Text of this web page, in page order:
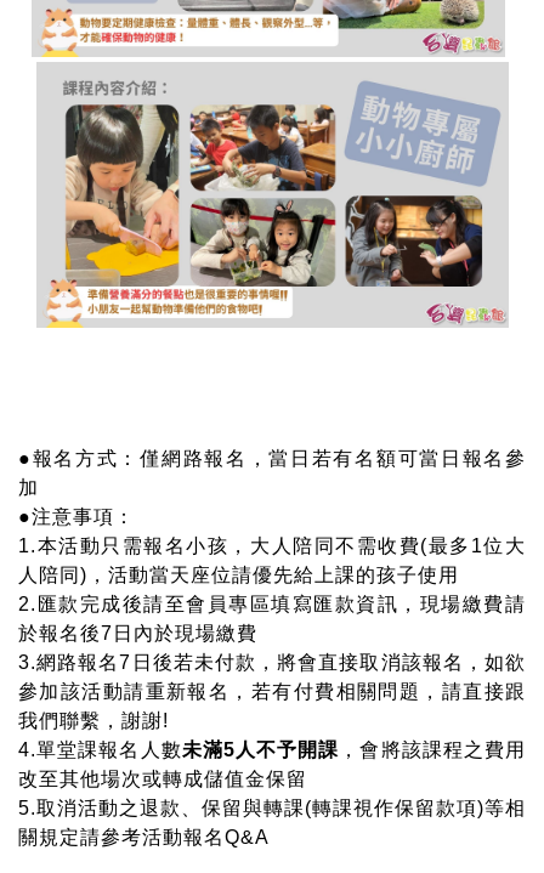
●報名方式：僅網路報名，當日若有名額可當日報名參
加
●注意事項：
1.本活動只需報名小孩，大人陪同不需收費(最多1位大
人陪同)，活動當天座位請優先給上課的孩子使用
2.匯款完成後請至會員專區填寫匯款資訊，現場繳費請
於報名後7日內於現場繳費
3.網路報名7日後若未付款，將會直接取消該報名，如欲
參加該活動請重新報名，若有付費相關問題，請直接跟
我們聯繫，謝謝!
4.單堂課報名人數未滿5人不予開課 ，會將該課程之費用
改至其他場次或轉成儲值金保留
5.取消活動之退款、保留與轉課(轉課視作保留款項)等相
關規定請參考活動報名Q&A